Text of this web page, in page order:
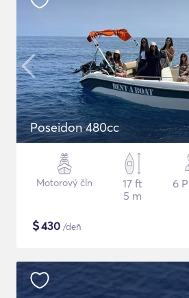
Poseidon 480cc
Motorový čln
17 ft
5 m
6
$430 /deň